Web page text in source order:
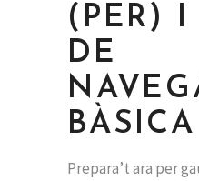
(PER) I
DE
Prepara’t ara per